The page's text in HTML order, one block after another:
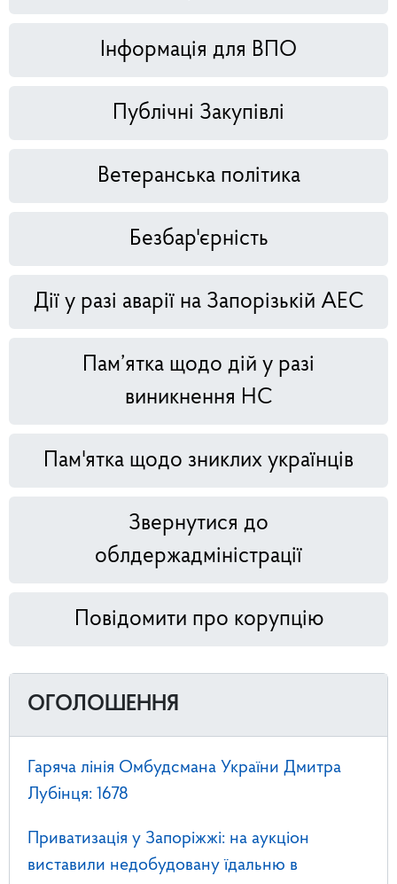
Інформація для ВПО
Публічні Закупівлі
Ветеранська політика
Безбар'єрність
Дії у разі аварії на Запорізькій АЕС
Пам’ятка щодо дій у разі
виникнення НС
Пам'ятка щодо зниклих українців
Звернутися до
облдержадміністрації
Повідомити про корупцію
ОГОЛОШЕННЯ
Гаряча лінія Омбудсмана України Дмитра
Лубінця: 1678
Приватизація у Запоріжжі: на аукціон
виставили недобудовану їдальню в